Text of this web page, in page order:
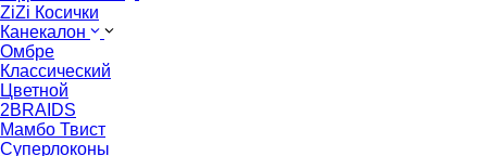
ZiZi Косички
Канекалон
Омбре
Классический
Цветной
2BRAIDS
Мамбо Твист
Суперлоконы